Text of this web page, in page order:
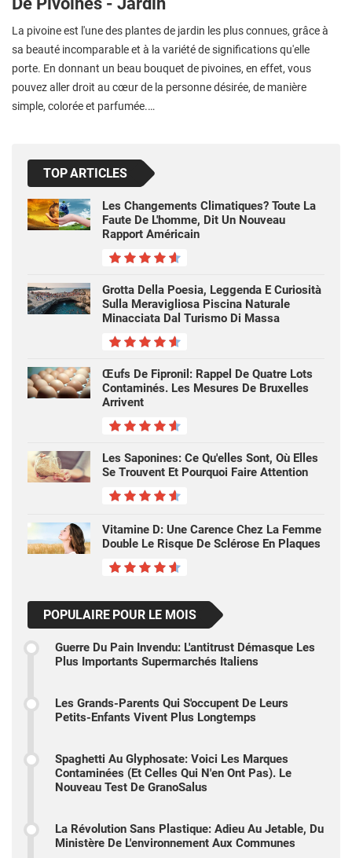
La pivoine est l'une des plantes de jardin les plus connues, grâce à
sa beauté incomparable et à la variété de significations qu'elle
porte. En donnant un beau bouquet de pivoines, en effet, vous
pouvez aller droit au cœur de la personne désirée, de manière
simple, colorée et parfumée.…
TOP ARTICLES
Les Changements Climatiques? Toute La
Faute De L'homme, Dit Un Nouveau
Rapport Américain
Grotta Della Poesia, Leggenda E Curiosità
Sulla Meravigliosa Piscina Naturale
Minacciata Dal Turismo Di Massa
Œufs De Fipronil: Rappel De Quatre Lots
Contaminés. Les Mesures De Bruxelles
Arrivent
Les Saponines: Ce Qu'elles Sont, Où Elles
Se Trouvent Et Pourquoi Faire Attention
Vitamine D: Une Carence Chez La Femme
Double Le Risque De Sclérose En Plaques
POPULAIRE POUR LE MOIS
Guerre Du Pain Invendu: L'antitrust Démasque Les
Plus Importants Supermarchés Italiens
Les Grands-Parents Qui S'occupent De Leurs
Petits-Enfants Vivent Plus Longtemps
Spaghetti Au Glyphosate: Voici Les Marques
Contaminées (et Celles Qui N'en Ont Pas). Le
Nouveau Test De GranoSalus
La Révolution Sans Plastique: Adieu Au Jetable, Du
Ministère De L'environnement Aux Communes